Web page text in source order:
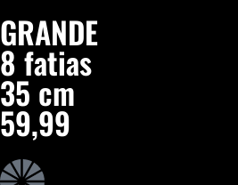
GRANDE
8 fatias
35 cm
59,99